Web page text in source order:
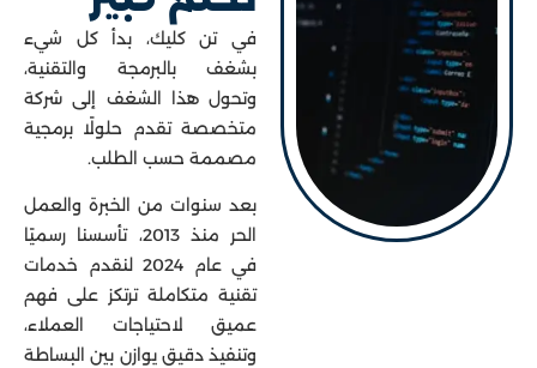
في تن كليك، بدأ كل شيء
بشغف بالبرمجة والتقنية،
وتحول هذا الشغف إلى شركة
متخصصة تقدم حلولًا برمجية
مصممة حسب الطلب.
بعد سنوات من الخبرة والعمل
الحر منذ 2013، تأسسنا رسميًا
في عام 2024 لنقدم خدمات
تقنية متكاملة ترتكز على فهم
عميق لاحتياجات العملاء،
وتنفيذ دقيق يوازن بين البساطة